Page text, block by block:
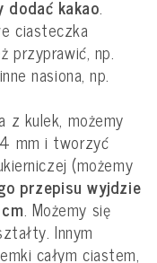
dodać kakao.
ciasteczka
przyprawić, np.
nasiona, np.
z kulek, możemy
mm i tworzyć
(możemy
przepisu wyjdzie
. Możemy się
Innym
całym ciastem,